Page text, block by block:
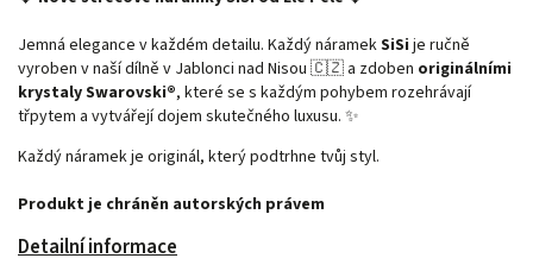
Jemná elegance v každém detailu. Každý náramekSiSi je ručně
vyroben v naší dílně v Jablonci nad Nisou 🇨🇿 a zdoben originálními
krystaly Swarovski®, které se s každým pohybem rozehrávají
třpytem a vytvářejí dojem skutečného luxusu. ✨
Každý náramek je originál, který podtrhne tvůj styl.
Produkt je chráněn autorských právem
Detailní informace